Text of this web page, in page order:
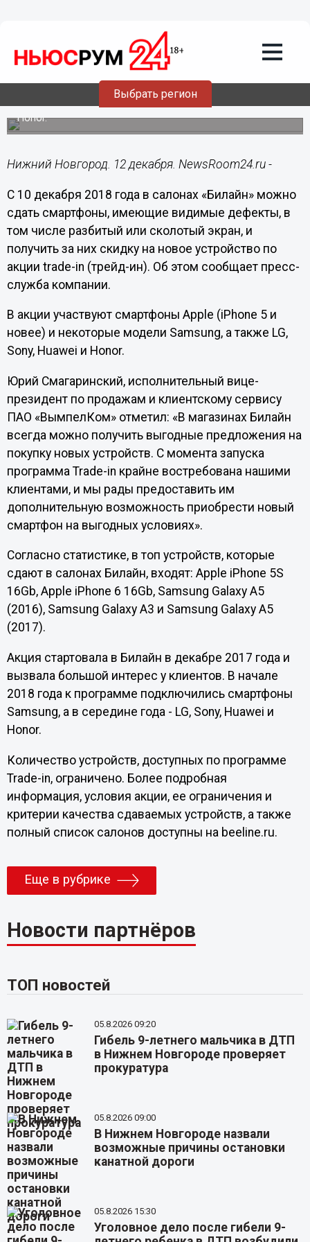
Выбрать регион
Поврежденные устройства теперь
можно сдать в трейд-ин в салонах
В акции участвуют смартфоны Apple (iPhone 5 и новее) и
некоторые модели Samsung, а также LG, Sony, Huawei и
Honor.
Нижний Новгород. 12 декабря. NewsRoom24.ru -
С 10 декабря 2018 года в салонах «Билайн» можно
сдать смартфоны, имеющие видимые дефекты, в
том числе разбитый или сколотый экран, и
получить за них скидку на новое устройство по
акции trade-in (трейд-ин). Об этом сообщает пресс-
служба компании.
В акции участвуют смартфоны Apple (iPhone 5 и
новее) и некоторые модели Samsung, а также LG,
Sony, Huawei и Honor.
Юрий Смагаринский, исполнительный вице-
президент по продажам и клиентскому сервису
ПАО «ВымпелКом» отметил: «В магазинах Билайн
всегда можно получить выгодные предложения на
покупку новых устройств. С момента запуска
программа Trade-in крайне востребована нашими
клиентами, и мы рады предоставить им
дополнительную возможность приобрести новый
смартфон на выгодных условиях».
Согласно статистике, в топ устройств, которые
сдают в салонах Билайн, входят: Apple iPhone 5S
16Gb, Apple iPhone 6 16Gb, Samsung Galaxy A5
(2016), Samsung Galaxy A3 и Samsung Galaxy A5
(2017).
Акция стартовала в Билайн в декабре 2017 года и
вызвала большой интерес у клиентов. В начале
2018 года к программе подключились смартфоны
Samsung, а в середине года - LG, Sony, Huawei и
Honor.
Количество устройств, доступных по программе
Trade-in, ограничено. Более подробная
информация, условия акции, ее ограничения и
критерии качества сдаваемых устройств, а также
полный список салонов доступны на beeline.ru.
Еще в рубрике
Новости партнёров
ТОП новостей
05.8.2026 09:20
Гибель 9-летнего мальчика в ДТП
в Нижнем Новгороде проверяет
прокуратура
05.8.2026 09:00
В Нижнем Новгороде назвали
возможные причины остановки
канатной дороги
05.8.2026 15:30
Уголовное дело после гибели 9-